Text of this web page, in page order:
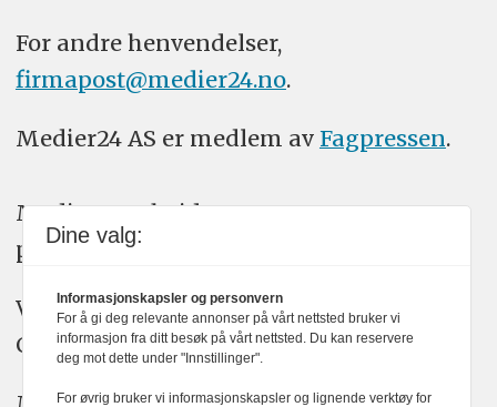
For andre henvendelser,
firmapost@medier24.no.
Medier24 AS er medlem av Fagpressen.
Medier24 arbeider etter Vær Varsom-
plakatens regler for god presseskikk.
Vi bruker KI-verktøy som ChatGPT,
Claude, og Gemini i journalistikken vår.
Dine valg:
Informasjonskapsler og personvern
For å gi deg relevante annonser på vårt nettsted bruker vi
informasjon fra ditt besøk på vårt nettsted. Du kan reservere
deg mot dette under "Innstillinger".
For øvrig bruker vi informasjonskapsler og lignende verktøy for